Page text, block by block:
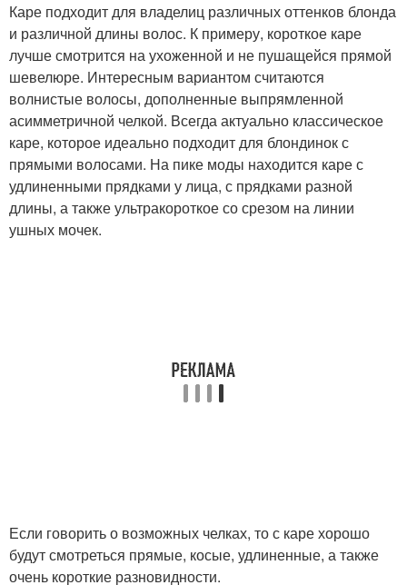
Каре подходит для владелиц различных оттенков блонда
и различной длины волос. К примеру, короткое каре
лучше смотрится на ухоженной и не пушащейся прямой
шевелюре. Интересным вариантом считаются
волнистые волосы, дополненные выпрямленной
асимметричной челкой. Всегда актуально классическое
каре, которое идеально подходит для блондинок с
прямыми волосами. На пике моды находится каре с
удлиненными прядками у лица, с прядками разной
длины, а также ультракороткое со срезом на линии
ушных мочек.
Если говорить о возможных челках, то с каре хорошо
будут смотреться прямые, косые, удлиненные, а также
очень короткие разновидности.